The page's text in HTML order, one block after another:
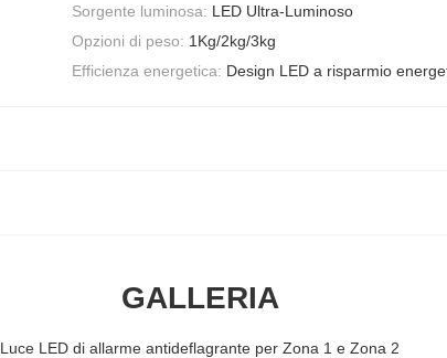
Sorgente luminosa: LED Ultra-Luminoso
Opzioni di peso: 1Kg/2kg/3kg
Efficienza energetica: Design LED a risparmio
GALLERIA
Luce LED di allarme antideflagrante per Zona 1 e Zona 2